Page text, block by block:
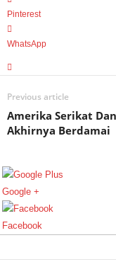
Pinterest
WhatsApp
Previous article
Amerika Serikat
Akhirnya Berdamai
Google +
Facebook